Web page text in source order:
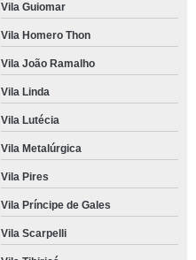
Vila Guiomar
Vila Homero Thon
Vila João Ramalho
Vila Linda
Vila Lutécia
Vila Metalúrgica
Vila Pires
Vila Príncipe de Gales
Vila Scarpelli